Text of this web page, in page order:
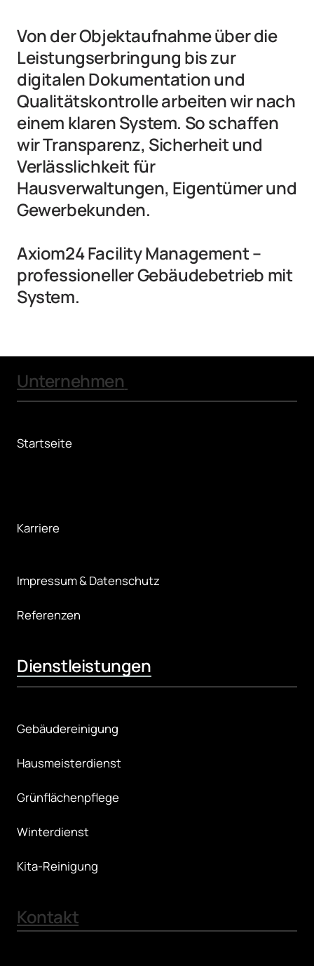
Von der Objektaufnahme über die
Leistungserbringung bis zur
digitalen Dokumentation und
Qualitätskontrolle arbeiten wir nach
einem klaren System. So schaffen
wir Transparenz, Sicherheit und
Verlässlichkeit für
Hausverwaltungen, Eigentümer und
Gewerbekunden.
Axiom24 Facility Management –
professioneller Gebäudebetrieb mit
System.
Startseite
Karriere
Impressum & Datenschutz
Referenzen
Dienstleistungen
Gebäudereinigung
Hausmeisterdienst
Grünflächenpflege
Winterdienst
Kita-Reinigung
Kontakt